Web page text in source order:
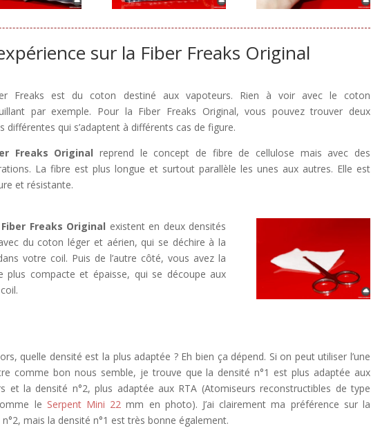
sur la Fiber Freaks Original
Freaks est du coton destiné aux vapoteurs. Rien à voir avec le coton
par exemple. Pour la Fiber Freaks Original, vous pouvez trouver deux
différentes qui s’adaptent à différents cas de figure.
Freaks Original reprend le concept de fibre de cellulose mais avec des
La fibre est plus longue et surtout parallèle les unes aux autres. Elle est
et résistante.
Fiber Freaks Original existent en deux densités
du coton léger et aérien, qui se déchire à la
votre coil. Puis de l’autre côté, vous avez la
plus compacte et épaisse, qui se découpe aux
quelle densité est la plus adaptée ? Eh bien ça dépend. Si on peut utiliser l’une
comme bon nous semble, je trouve que la densité n°1 est plus adaptée aux
et la densité n°2, plus adaptée aux RTA (Atomiseurs reconstructibles de type
le Serpent Mini 22 mm en photo). J’ai clairement ma préférence sur la
n°2, mais la densité n°1 est très bonne également.